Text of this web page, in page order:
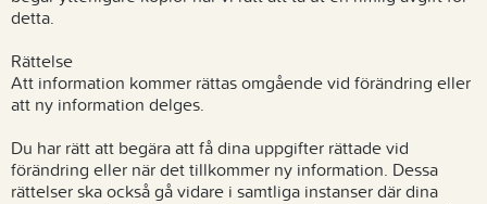
detta.
Rättelse
Att information kommer rättas omgående vid förändring eller
att ny information delges.
Du har rätt att begära att få dina uppgifter rättade vid
förändring eller när det tillkommer ny information. Dessa
rättelser ska också gå vidare i samtliga instanser där dina